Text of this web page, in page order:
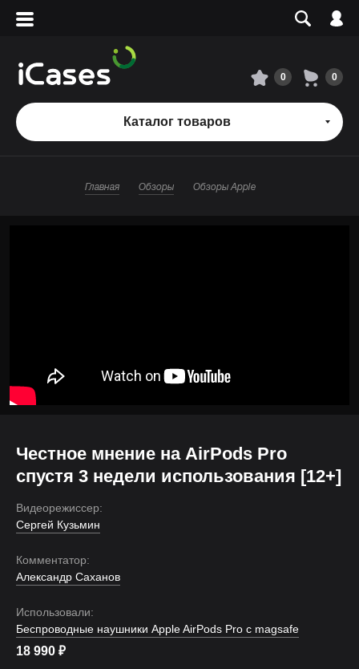
Вход
Сервисный центр
О магазине
0 0
Каталог товаров
Главная Обзоры Обзоры Apple
Честное мнение на AirPods Pro
спустя 3 недели использования [12+]
Видеорежиссер:
Сергей Кузьмин
Комментатор:
Александр Саханов
Использовали:
Беспроводные наушники Apple AirPods Pro c magsafe
18 990 ₽